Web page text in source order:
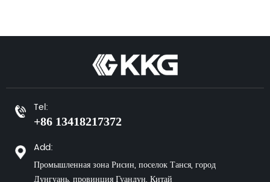
надёжное, компактное
сигналов и питания в
современных цифровых и
аналоговых схемах.
Tel:
+86 13418217372
Add:
Промышленная зона Рисин, поселок Танся, город